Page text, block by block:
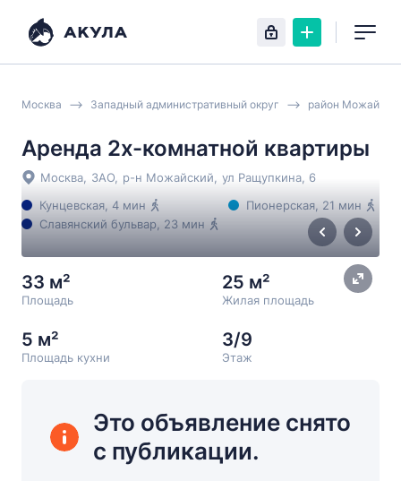
Москва Западный административный округ район
Аренда 2х-комнатной квартиры
Москва, ЗАО, р-н Можайский, ул Ращупкина, 6
Кунцевская, 4 мин Пионерская, 21 мин
Славянский бульвар, 23 мин
33 м²
Площадь
25 м²
Жилая площадь
5 м²
Площадь кухни
3/9
Этаж
Это объявление снято
с публикации.